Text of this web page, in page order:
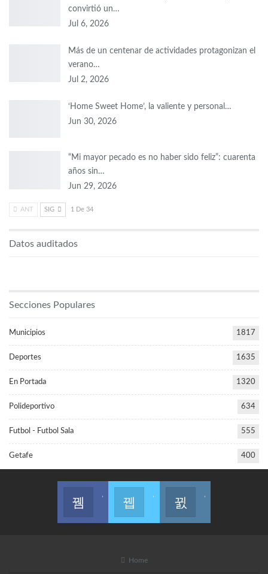
convirtió un…
Jul 6, 2026
Más de un centenar de actividades protagonizan el
verano…
Jul 2, 2026
‘Home Sweet Home’, la valiente y personal…
Jun 30, 2026
“Mi mayor pecado es no haber sido feliz”: cuarenta
años sin…
Jun 29, 2026
ANT SIG 1 De 34
Datos auditados
Secciones Populares
Municipios 1817
Deportes 1635
En Portada 1320
Polideportivo 634
Futbol - Futbol Sala 555
Getafe 400
Home